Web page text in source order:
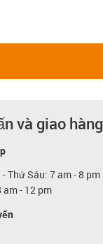
và giao hàng
Thứ Sáu: 7 am - 8 pm
am - 12 pm